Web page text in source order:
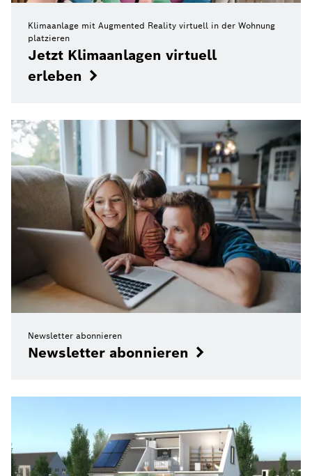
Klimaanlage mit Augmented Reality virtuell in der Wohnung
platzieren
Jetzt Klimaanlagen virtuell
erleben
Newsletter abonnieren
Newsletter abonnieren